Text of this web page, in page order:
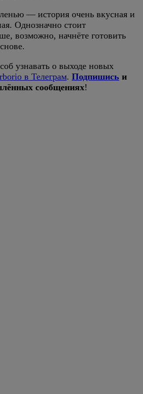
— история очень вкусная и
Однозначно стоит
возможно, начнёте готовить
узнавать о выходе новых
в Телеграм. Подпишись и
сообщениях!